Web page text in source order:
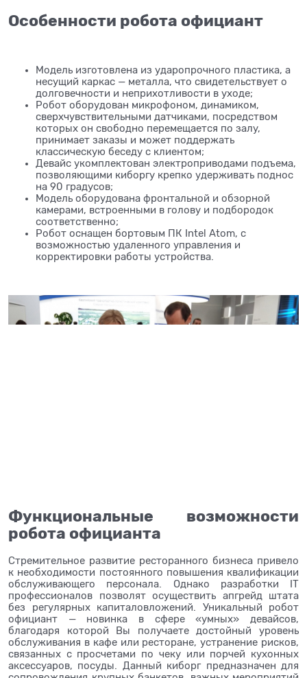
Особенности робота официант
Модель изготовлена из ударопрочного пластика, а
несущий каркас — металла, что свидетельствует о
долговечности и неприхотливости в уходе;
Робот оборудован микрофоном, динамиком,
сверхчувствительными датчиками, посредством
которых он свободно перемещается по залу,
принимает заказы и может поддержать
классическую беседу с клиентом;
Девайс укомплектован электроприводами подъема,
позволяющими киборгу крепко удерживать поднос
на 90 градусов;
Модель оборудована фронтальной и обзорной
камерами, встроенными в голову и подбородок
соответственно;
Робот оснащен бортовым ПК Intel Atom, с
возможностью удаленного управления и
корректировки работы устройства.
Функциональные возможности
робота официанта
Стремительное развитие ресторанного бизнеса привело
к необходимости постоянного повышения квалификации
обслуживающего персонала. Однако разработки IT
профессионалов позволят осуществить апгрейд штата
без регулярных капиталовложений. Уникальный робот
официант — новинка в сфере «умных» девайсов,
благодаря которой Вы получаете достойный уровень
обслуживания в кафе или ресторане, устранение рисков,
связанных с просчетами по чеку или порчей кухонных
аксессуаров, посуды. Данный киборг предназначен для